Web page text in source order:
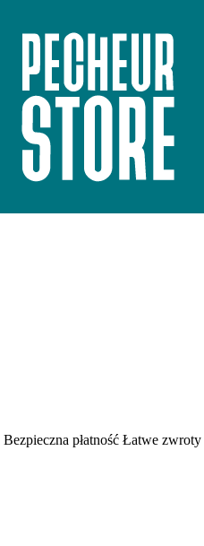
Bezpieczna płatność Łatwe zwroty